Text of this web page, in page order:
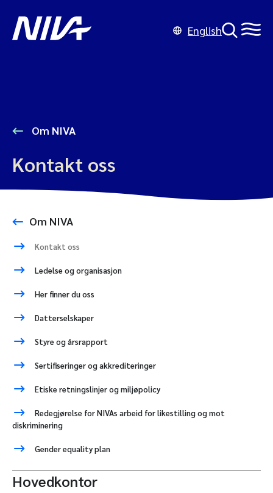
English
Om NIVA
Kontakt oss
Om NIVA
Kontakt oss
Ledelse og organisasjon
Her finner du oss
Datterselskaper
Styre og årsrapport
Sertifiseringer og akkrediteringer
Etiske retningslinjer og miljøpolicy
Redegjørelse for NIVAs arbeid for likestilling og mot
diskriminering
Gender equality plan
Hovedkontor